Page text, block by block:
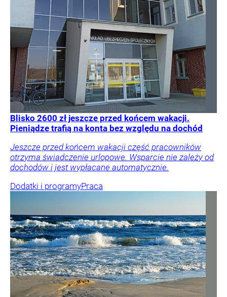
Blisko 2600 zł jeszcze przed końcem wakacji.
Pieniądze trafią na konta bez względu na dochód
Jeszcze przed końcem wakacji część pracowników
otrzyma świadczenie urlopowe. Wsparcie nie zależy od
dochodów i jest wypłacane automatycznie.
Dodatki i programyPraca